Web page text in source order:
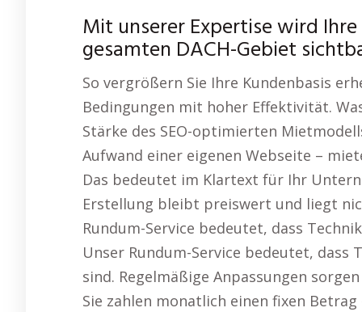
Mit unserer Expertise wird
gesamten DACH-Gebiet
So vergrößern Sie Ihre Kundenbasis
Bedingungen mit hoher Effektivität.
Stärke des SEO-optimierten
Aufwand einer eigenen Webseite –
Das bedeutet im Klartext für Ihr
Erstellung bleibt preiswert und liegt
Rundum-Service bedeutet, dass
Unser Rundum-Service bedeutet, dass
sind. Regelmäßige Anpassungen
Sie zahlen monatlich einen fixen